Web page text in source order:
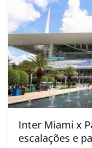
Inter Miami x
escalações e